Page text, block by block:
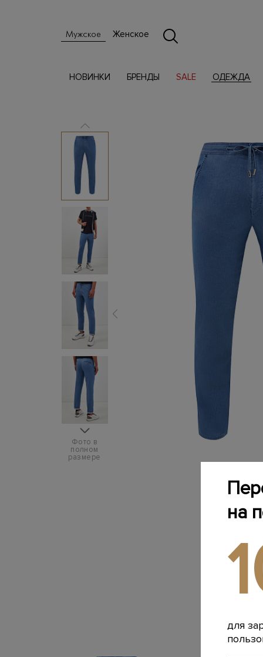
Мужское Женское
НОВИНКИ БРЕНДЫ SALE ОДЕЖДА
Фото в
полном
размере
на
для